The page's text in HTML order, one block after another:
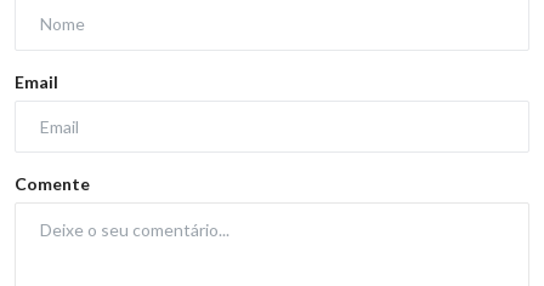
Email
Comente